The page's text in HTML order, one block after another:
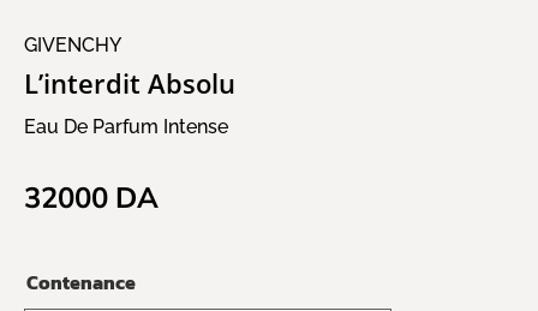
GIVENCHY
L’interdit Absolu
Eau De Parfum Intense
32000 DA
Contenance